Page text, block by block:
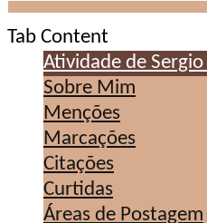
Tab Content
Atividade de
Sobre Mim
Menções
Marcações
Citações
Curtidas
Áreas de Postagem